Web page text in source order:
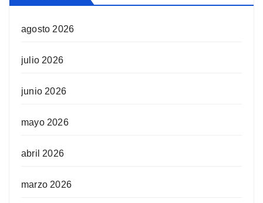
agosto 2026
julio 2026
junio 2026
mayo 2026
abril 2026
marzo 2026